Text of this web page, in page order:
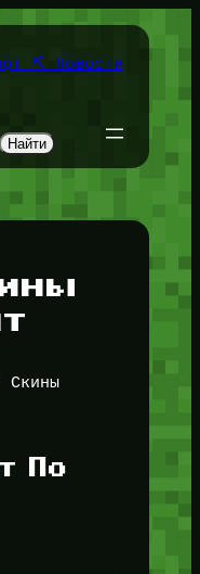
⛏️ Новости
Найти
Скины
По